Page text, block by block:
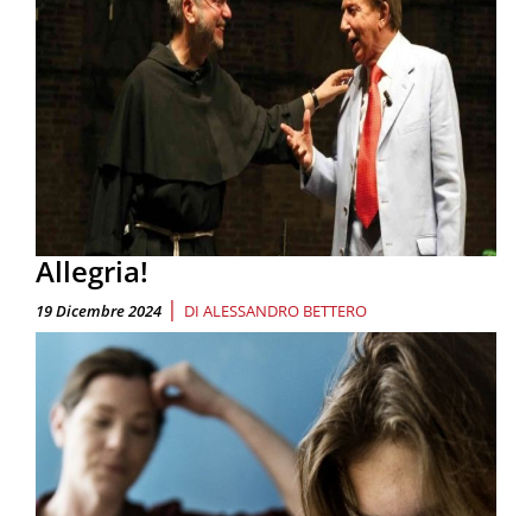
Allegria!
19 Dicembre 2024 | DI ALESSANDRO BETTERO